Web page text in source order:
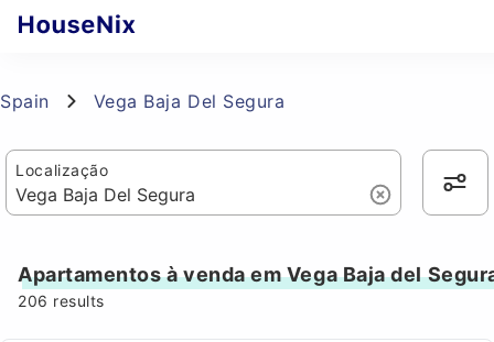
Spain Vega Baja Del Segura
Localização
Apartamentos à venda em Vega Baja del
206 results